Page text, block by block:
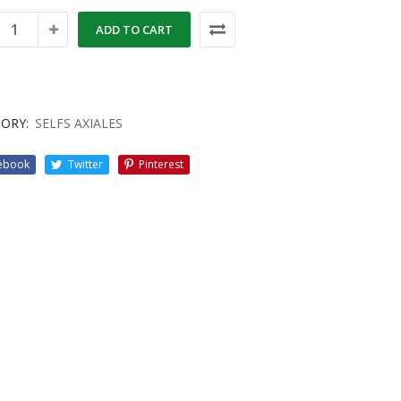
ADD TO CART
SELFS AXIALES
Twitter Pinterest